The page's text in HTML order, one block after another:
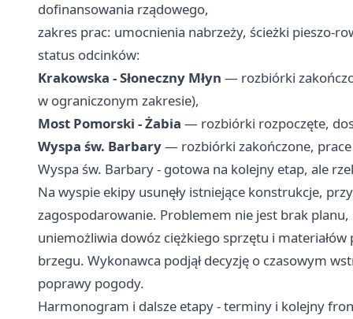
dofinansowania rządowego,
zakres prac: umocnienia nabrzeży, ścieżki pieszo-
status odcinków:
Krakowska - Słoneczny Młyn — rozbiórki
w ograniczonym zakresie),
Most Pomorski - Żabia — rozbiórki rozpoczęte,
Wyspa św. Barbary— rozbiórki zakończone,
Wyspa św. Barbary - gotowa na kolejny etap, ale
Na wyspie ekipy usunęły istniejące konstrukcje,
zagospodarowanie. Problemem nie jest brak
uniemożliwia dowóz ciężkiego sprzętu i
brzegu. Wykonawca podjął decyzję o czasowym
poprawy pogody.
Harmonogram i dalsze etapy - terminy i kolejny